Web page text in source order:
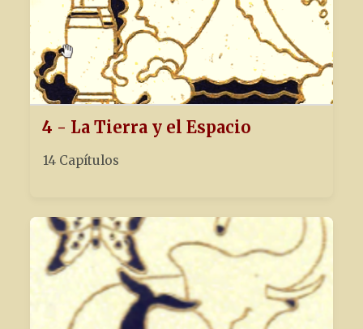
4 - La Tierra y el Espacio
14 Capítulos